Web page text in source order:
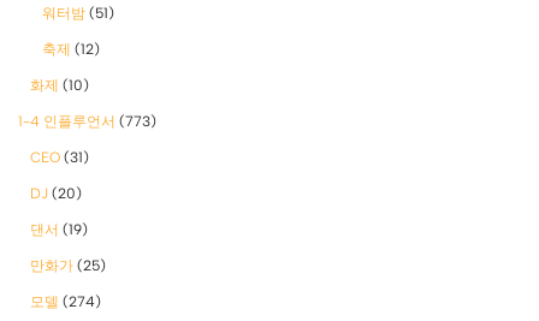
워터밤 (51)
축제 (12)
화제 (10)
1-4 인플루언서 (773)
CEO (31)
DJ (20)
댄서 (19)
만화가 (25)
모델 (274)